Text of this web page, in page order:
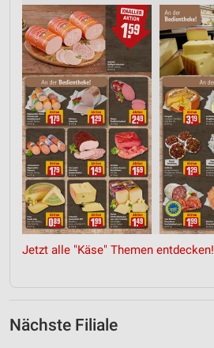
Jetzt alle "Käse" Themen entdecken!
Nächste Filiale